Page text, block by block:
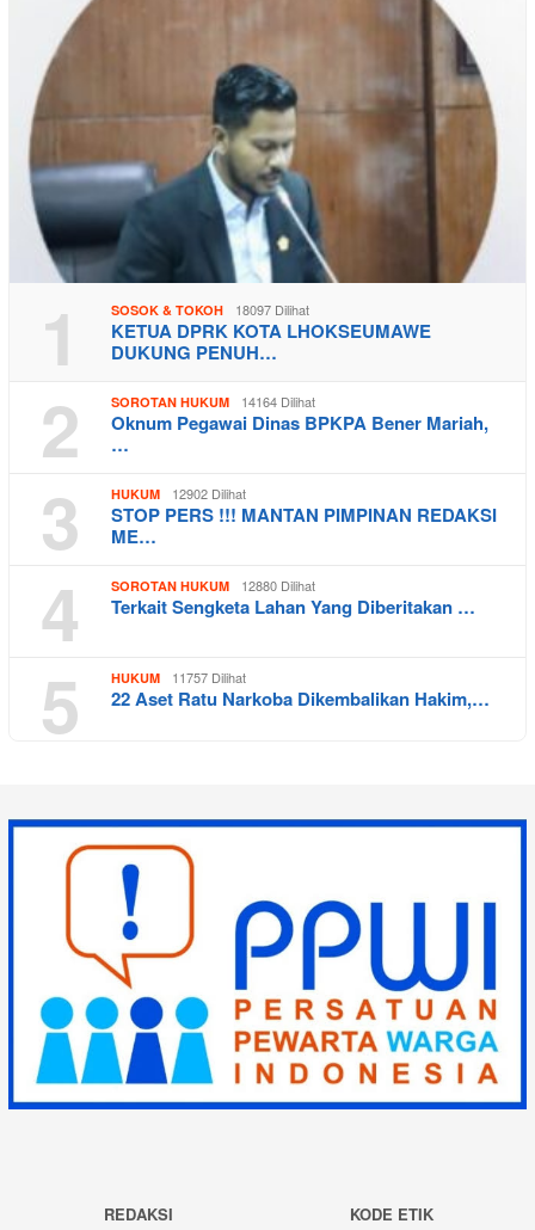
1 SOSOK & TOKOH 18097 Dilihat
KETUA DPRK KOTA LHOKSEUMAWE
DUKUNG PENUH…
2 SOROTAN HUKUM 14164 Dilihat
Oknum Pegawai Dinas BPKPA Bener Mariah,
…
3 HUKUM 12902 Dilihat
STOP PERS !!! MANTAN PIMPINAN REDAKSI
ME…
4 SOROTAN HUKUM 12880 Dilihat
Terkait Sengketa Lahan Yang Diberitakan …
5 HUKUM 11757 Dilihat
22 Aset Ratu Narkoba Dikembalikan Hakim,…
REDAKSI KODE ETIK